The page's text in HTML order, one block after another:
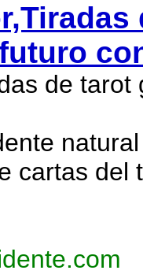
de
cartas del